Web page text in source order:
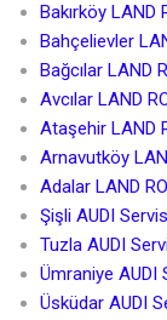
Bakırköy LAND
Bahçelievler
Bağcılar LAND
Avcılar LAND
Ataşehir LAND
Arnavutköy
Adalar LAND
Şişli AUDI
Tuzla AUDI
Ümraniye AUDI
Üsküdar AUDI